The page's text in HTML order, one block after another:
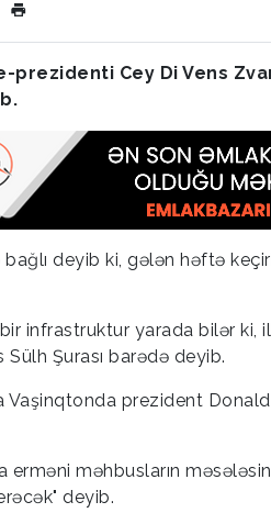
prezidenti Cey Di Vens
bağlı deyib ki, gələn həftə
infrastruktur yarada bilər ki,
Sülh Şurası barədə deyib.
Vaşinqtonda prezident Donald
məhbusların
deyib.